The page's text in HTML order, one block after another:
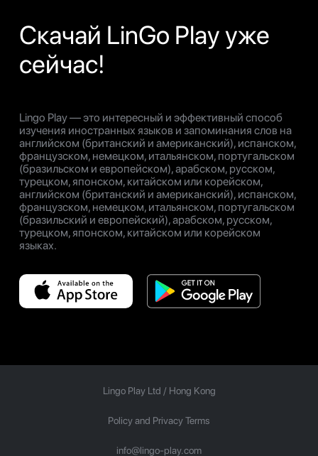
Скачай LinGo Play уже
сейчас!
Lingo Play — это интересный и эффективный способ
изучения иностранных языков и запоминания слов на
английском (британский и американский), испанском,
французском, немецком, итальянском, португальском
(бразильском и европейском), арабском, русском,
турецком, японском, китайском или корейском,
английском (британский и американский), испанском,
французском, немецком, итальянском, португальском
(бразильский и европейский), арабском, русском,
турецком, японском, китайском или корейском
языках.
Lingo Play Ltd / Hong Kong
Policy and Privacy Terms
info@lingo-play.com